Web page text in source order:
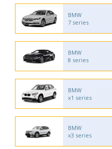
BMW
7 series
BMW
8 series
BMW
x1 series
BMW
x3 series